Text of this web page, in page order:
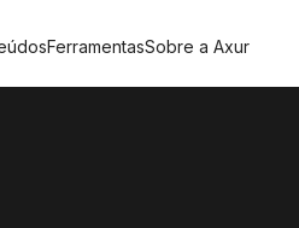
FerramentasSobre a Axur